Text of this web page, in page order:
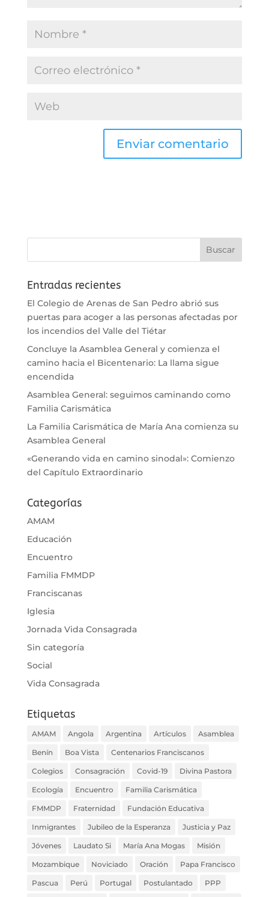
Entradas recientes
El Colegio de Arenas de San Pedro abrió sus
puertas para acoger a las personas afectadas por
los incendios del Valle del Tiétar
Concluye la Asamblea General y comienza el
camino hacia el Bicentenario: La llama sigue
encendida
Asamblea General: seguimos caminando como
Familia Carismática
La Familia Carismática de María Ana comienza su
Asamblea General
«Generando vida en camino sinodal»: Comienzo
del Capítulo Extraordinario
Categorías
AMAM
Educación
Encuentro
Familia FMMDP
Franciscanas
Iglesia
Jornada Vida Consagrada
Sin categoría
Social
Vida Consagrada
Etiquetas
AMAM Angola Argentina Artículos Asamblea
Benín Boa Vista Centenarios Franciscanos
Colegios Consagración Covid-19 Divina Pastora
Ecología Encuentro Familia Carismática
FMMDP Fraternidad Fundación Educativa
Inmigrantes Jubileo de la Esperanza Justicia y Paz
Jóvenes Laudato Si María Ana Mogas Misión
Mozambique Noviciado Oración Papa Francisco
Pascua Perú Portugal Postulantado PPP